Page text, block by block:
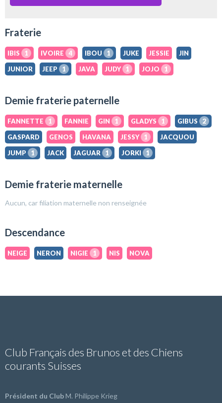
Fraterie
IBIS 1 IVOIRE 4 IBOU 1 JUKE JESSIE
JIN
JUNIOR
JEEP 1 JAVA JUDY 1 JOJO 1
Demie fraterie paternelle
FANNETTE 1 FANNIE GIN 1 GLADYS 1 GIBUS
2
GASPARD
GENOS HAVANA JESSY 1
JACQUOU
JUMP
1 JACK JAGUAR 1 JORKI 1
Demie fraterie maternelle
Aucun, car filiation maternelle non renseignée
Descendance
NEIGE NERON NIGIE 1 NIS NOVA
Club Français des Brunos et des Chiens
courants Suisses
Président du ClubM. Philippe Krieg